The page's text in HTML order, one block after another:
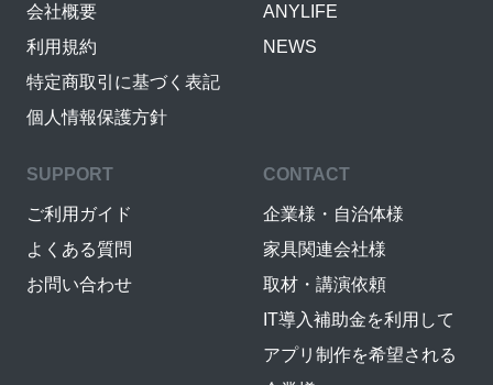
会社概要
利用規約
特定商取引に基づく表記
個人情報保護方針
ANYLIFE
NEWS
SUPPORT
ご利用ガイド
よくある質問
お問い合わせ
CONTACT
企業様・自治体様
家具関連会社様
取材・講演依頼
IT導入補助金を利用して
アプリ制作を希望される